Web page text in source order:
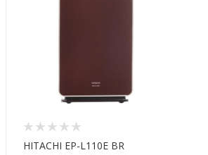
HITACHI EP-L110E BR